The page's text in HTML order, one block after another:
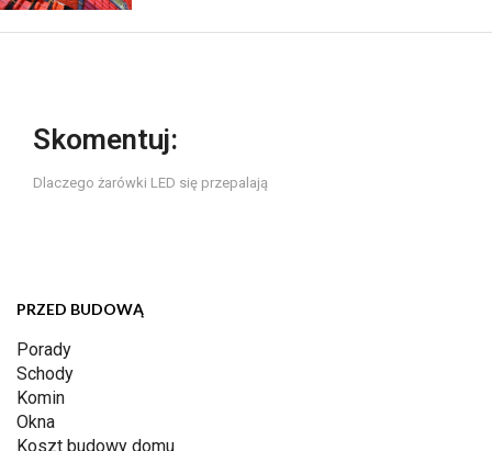
Skomentuj:
Dlaczego żarówki LED się przepalają
PRZED BUDOWĄ
Porady
Schody
Komin
Okna
Koszt budowy domu